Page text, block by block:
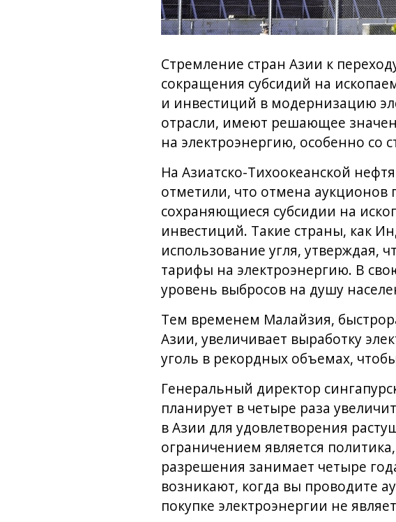
Стремление стран Азии к
сокращения субсидий на
и инвестиций в модернизацию
отрасли, имеют решающее
на электроэнергию, особенно со
На Азиатско-Тихоокеанской
отметили, что отмена
сохраняющиеся субсидии на
инвестиций. Такие страны, как
использование угля, утверждая,
тарифы на электроэнергию. В
уровень выбросов на душу
Тем временем Малайзия,
Азии, увеличивает выработку
уголь в рекордных объемах,
Генеральный директор
планирует в четыре раза
в Азии для удовлетворения
ограничением является
разрешения занимает четыре
возникают, когда вы проводите
покупке электроэнергии не